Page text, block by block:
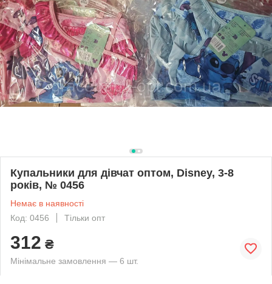
Купальники для дівчат оптом, Disney, 3-8
років, № 0456
Немає в наявності
Код: 0456
Тільки опт
312 ₴
Мінімальне замовлення — 6 шт.